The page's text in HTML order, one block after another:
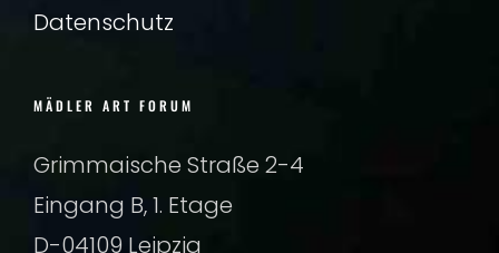
Datenschutz
MÄDLER ART FORUM
Grimmaische Straße 2-4
Eingang B, 1. Etage
D-04109 Leipzig